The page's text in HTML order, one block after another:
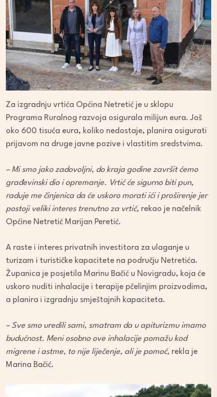
Za izgradnju vrtića Općina Netretić je u sklopu
Programa Ruralnog razvoja osigurala milijun eura. Još
oko 600 tisuća eura, koliko nedostaje, planira osigurati
prijavom na druge javne pozive i vlastitim sredstvima.
– Mi smo jako zadovoljni, do kraja godine završit ćemo
građevinski dio i opremanje. Vrtić će sigurno biti pun,
raduje me činjenica da će uskoro morati ići i proširenje jer
postoji veliki interes trenutno za vrtić, rekao je načelnik
Općine Netretić Marijan Peretić.
A raste i interes privatnih investitora za ulaganje u
turizam i turističke kapacitete na području Netretića.
Županica je posjetila Marinu Bačić u Novigradu, koja će
uskoro nuditi inhalacije i terapije pčelinjim proizvodima,
a planira i izgradnju smještajnih kapaciteta.
– Sve smo uredili sami, smatram da u apiturizmu imamo
budućnost. Meni osobno ove inhalacije pomažu kod
migrene i astme, to nije liječenje, ali je pomoć, rekla je
Marina Bačić.